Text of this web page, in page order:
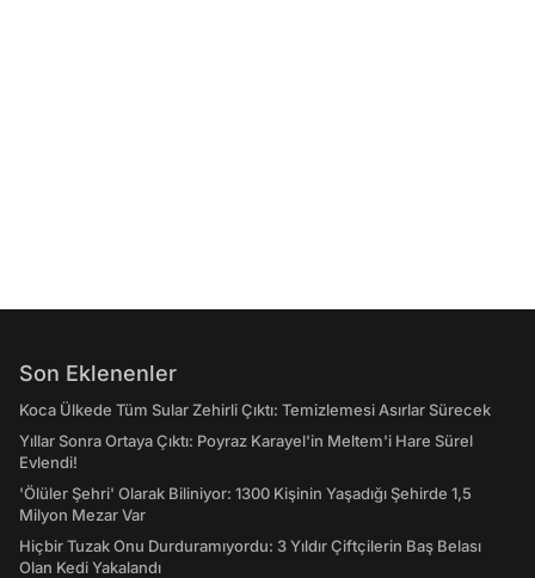
Son Eklenenler
Koca Ülkede Tüm Sular Zehirli Çıktı: Temizlemesi Asırlar Sürecek
Yıllar Sonra Ortaya Çıktı: Poyraz Karayel'in Meltem'i Hare Sürel
Evlendi!
'Ölüler Şehri' Olarak Biliniyor: 1300 Kişinin Yaşadığı Şehirde 1,5
Milyon Mezar Var
Hiçbir Tuzak Onu Durduramıyordu: 3 Yıldır Çiftçilerin Baş Belası
Olan Kedi Yakalandı